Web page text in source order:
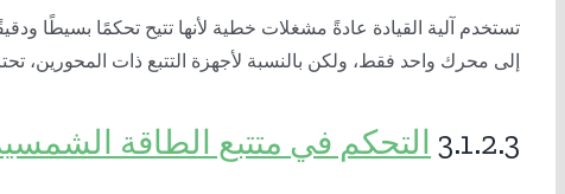
تستخدم آلية القيادة عادةً مشغلات خطية لأنها تتيح تحكمًا بسيطًا
إلى محرك واحد فقط، ولكن بالنسبة لأجهزة التتبع ذات المحورين،
3.1.2.3 التحكم في متتبع الطاقة